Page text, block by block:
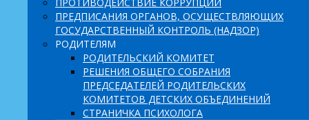
ПРЕДПИСАНИЯ ОРГАНОВ, ОСУЩЕСТВЛЯЮЩИХ
ГОСУДАРСТВЕННЫЙ КОНТРОЛЬ (НАДЗОР)
РОДИТЕЛЯМ
РОДИТЕЛЬСКИЙ КОМИТЕТ
РЕШЕНИЯ ОБЩЕГО СОБРАНИЯ
ПРЕДСЕДАТЕЛЕЙ РОДИТЕЛЬСКИХ
КОМИТЕТОВ ДЕТСКИХ ОБЪЕДИНЕНИЙ
СТРАНИЧКА ПСИХОЛОГА